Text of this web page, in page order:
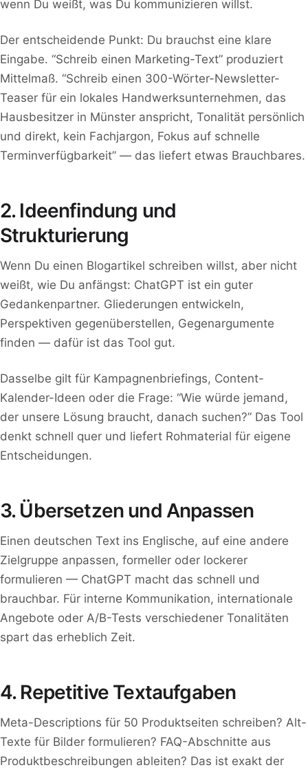
wenn Du weißt, was Du kommunizieren willst.
Der entscheidende Punkt: Du brauchst eine klare
Eingabe. “Schreib einen Marketing-Text” produziert
Mittelmaß. “Schreib einen 300-Wörter-Newsletter-
Teaser für ein lokales Handwerksunternehmen, das
Hausbesitzer in Münster anspricht, Tonalität persönlich
und direkt, kein Fachjargon, Fokus auf schnelle
Terminverfügbarkeit” — das liefert etwas Brauchbares.
2. Ideenfindung und
Strukturierung
Wenn Du einen Blogartikel schreiben willst, aber nicht
weißt, wie Du anfängst: ChatGPT ist ein guter
Gedankenpartner. Gliederungen entwickeln,
Perspektiven gegenüberstellen, Gegenargumente
finden — dafür ist das Tool gut.
Dasselbe gilt für Kampagnenbriefings, Content-
Kalender-Ideen oder die Frage: “Wie würde jemand,
der unsere Lösung braucht, danach suchen?” Das Tool
denkt schnell quer und liefert Rohmaterial für eigene
Entscheidungen.
3. Übersetzen und Anpassen
Einen deutschen Text ins Englische, auf eine andere
Zielgruppe anpassen, formeller oder lockerer
formulieren — ChatGPT macht das schnell und
brauchbar. Für interne Kommunikation, internationale
Angebote oder A/B-Tests verschiedener Tonalitäten
spart das erheblich Zeit.
4. Repetitive Textaufgaben
Meta-Descriptions für 50 Produktseiten schreiben? Alt-
Texte für Bilder formulieren? FAQ-Abschnitte aus
Produktbeschreibungen ableiten? Das ist exakt der